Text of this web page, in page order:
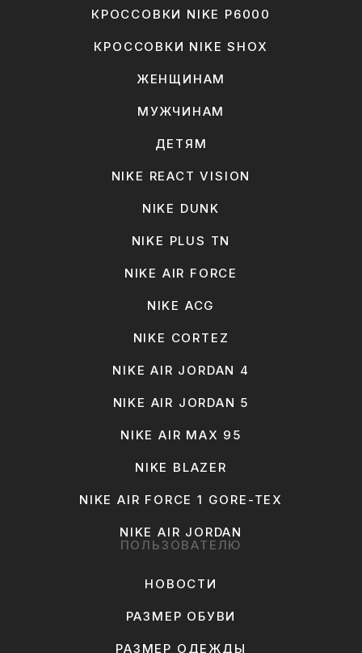
КРОССОВКИ NIKE P6000
КРОССОВКИ NIKE SHOX
ЖЕНЩИНАМ
МУЖЧИНАМ
ДЕТЯМ
NIKE REACT VISION
NIKE DUNK
NIKE PLUS TN
NIKE AIR FORCE
NIKE ACG
NIKE CORTEZ
NIKE AIR JORDAN 4
NIKE AIR JORDAN 5
NIKE AIR MAX 95
NIKE BLAZER
NIKE AIR FORCE 1 GORE-TEX
NIKE AIR JORDAN
ПОЛЬЗОВАТЕЛЮ
НОВОСТИ
РАЗМЕР ОБУВИ
РАЗМЕР ОДЕЖДЫ